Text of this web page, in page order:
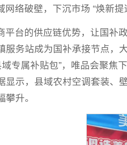
网络破壁，下沉市场 “焕新提
平台的供应链优势，让国补
服务站成为国补承接节点，
域专属补贴包”，唯品会聚焦
显示，县域农村空调套装、
攀升。